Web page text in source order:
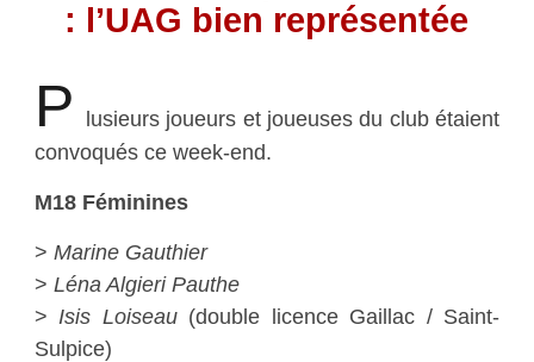
: l’UAG bien représentée
P
lusieurs joueurs et joueuses du club étaient
convoqués ce week-end.
M18 Féminines
> Marine Gauthier
> Léna Algieri Pauthe
> Isis Loiseau(double licence Gaillac / Saint-
Sulpice)